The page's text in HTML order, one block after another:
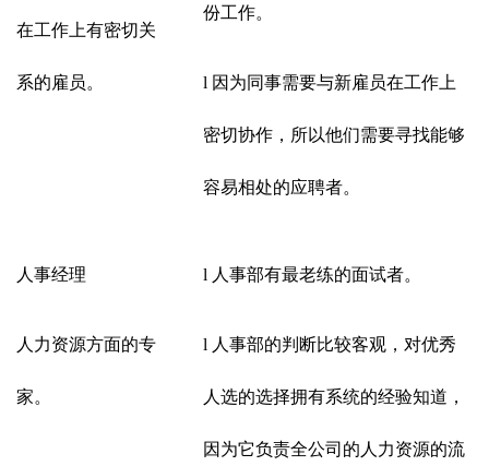
在工作上有密切关
系的雇员。
份工作。
l 因为同事需要与新雇员在工作上
密切协作，所以他们需要寻找能够
容易相处的应聘者。
人事经理
人力资源方面的专
家。
l 人事部有最老练的面试者。
l 人事部的判断比较客观，对优秀
人选的选择拥有系统的经验知道，
因为它负责全公司的人力资源的流